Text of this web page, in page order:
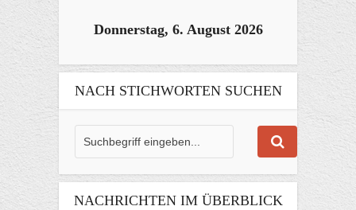
Donnerstag, 6. August 2026
NACH STICHWORTEN SUCHEN
NACHRICHTEN IM ÜBERBLICK